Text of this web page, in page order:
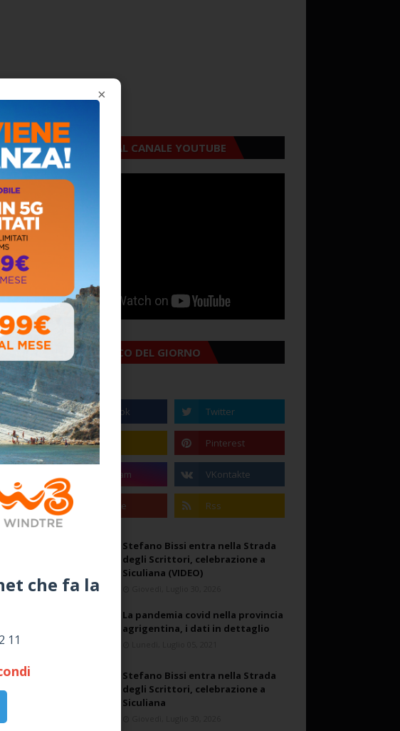
ISCRIVITI AL CANALE YOUTUBE
ALMANACCO DEL GIORNO
Stefano Bissi entra nella Strada
degli Scrittori, celebrazione a
Siculiana (VIDEO)
La pandemia covid nella provincia
agrigentina, i dati in dettaglio
Stefano Bissi entra nella Strada
degli Scrittori, celebrazione a
Siculiana